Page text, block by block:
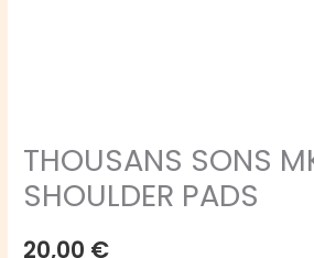
THOUSANS SONS
SHOULDER PADS
20,00 €